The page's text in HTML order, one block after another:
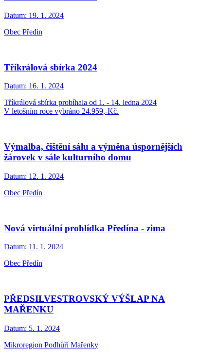
Datum: 19. 1. 2024
Obec Předín
Tříkrálová sbírka 2024
Datum: 16. 1. 2024
Tříkrálová sbírka probíhala od 1. - 14. ledna 2024
V letošním roce vybráno 24.959,-Kč.
Výmalba, čištění sálu a výměna úspornějších
žárovek v sále kulturního domu
Datum: 12. 1. 2024
Obec Předín
Nová virtuální prohlídka Předína - zima
Datum: 11. 1. 2024
Obec Předín
PŘEDSILVESTROVSKÝ VÝŠLAP NA
MAŘENKU
Datum: 5. 1. 2024
Mikroregion Podhůří Mařenky